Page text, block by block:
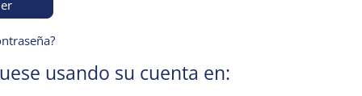
usando su cuenta en: